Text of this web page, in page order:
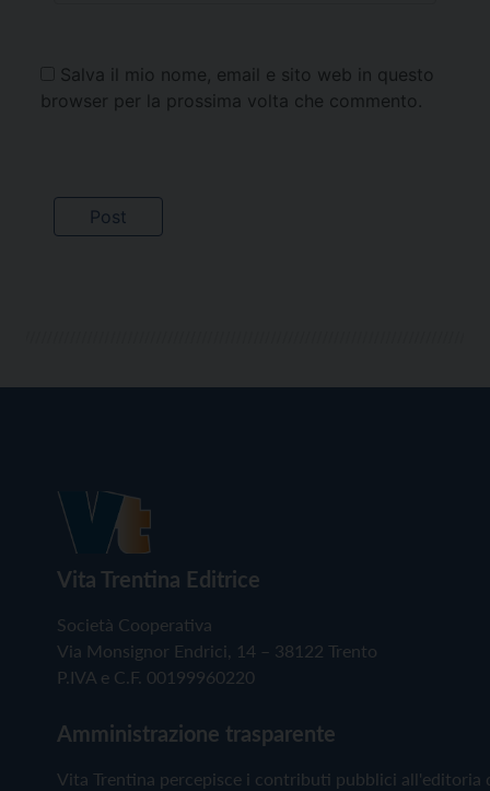
Salva il mio nome, email e sito web in questo
browser per la prossima volta che commento.
Vita Trentina Editrice
Società Cooperativa
Via Monsignor Endrici, 14 – 38122 Trento
P.IVA e C.F. 00199960220
Amministrazione trasparente
Vita Trentina percepisce i contributi pubblici all'editoria